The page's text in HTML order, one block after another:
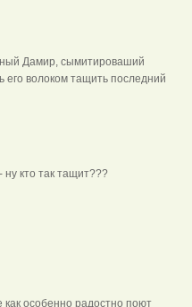
Дамир, сымитироваший
волоком тащить последний
ну кто так тащит???
как особенно радостно поют